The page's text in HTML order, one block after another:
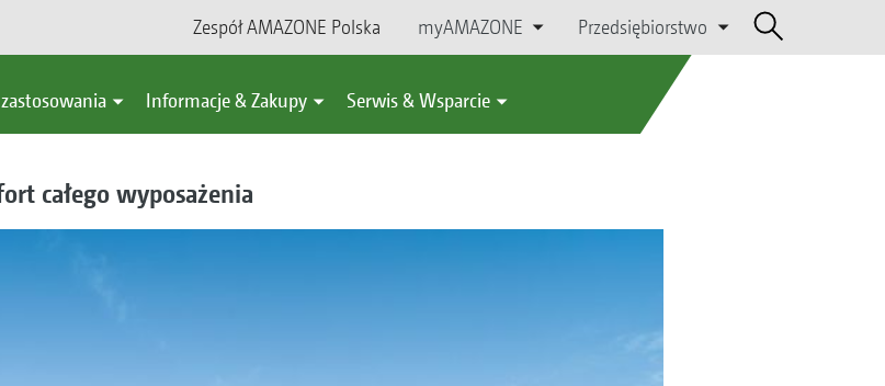
Zespół AMAZONE Polska myAMAZONE Przedsiębiorstwo
Informacje & Zakupy Serwis & Wsparcie
całego wyposażenia